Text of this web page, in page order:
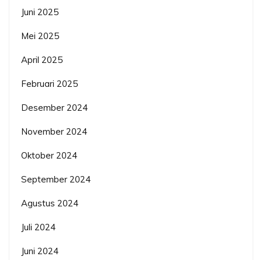
Juni 2025
Mei 2025
April 2025
Februari 2025
Desember 2024
November 2024
Oktober 2024
September 2024
Agustus 2024
Juli 2024
Juni 2024